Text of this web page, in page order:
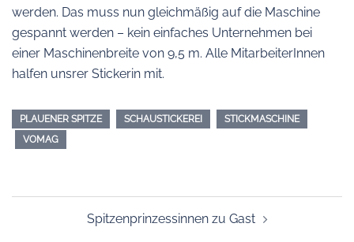
werden. Das muss nun gleichmäßig auf die Maschine
gespannt werden – kein einfaches Unternehmen bei
einer Maschinenbreite von 9,5 m. Alle MitarbeiterInnen
halfen unsrer Stickerin mit.
PLAUENER SPITZE SCHAUSTICKEREI
STICKMASCHINE
VOMAG
Spitzenprinzessinnen zu Gast